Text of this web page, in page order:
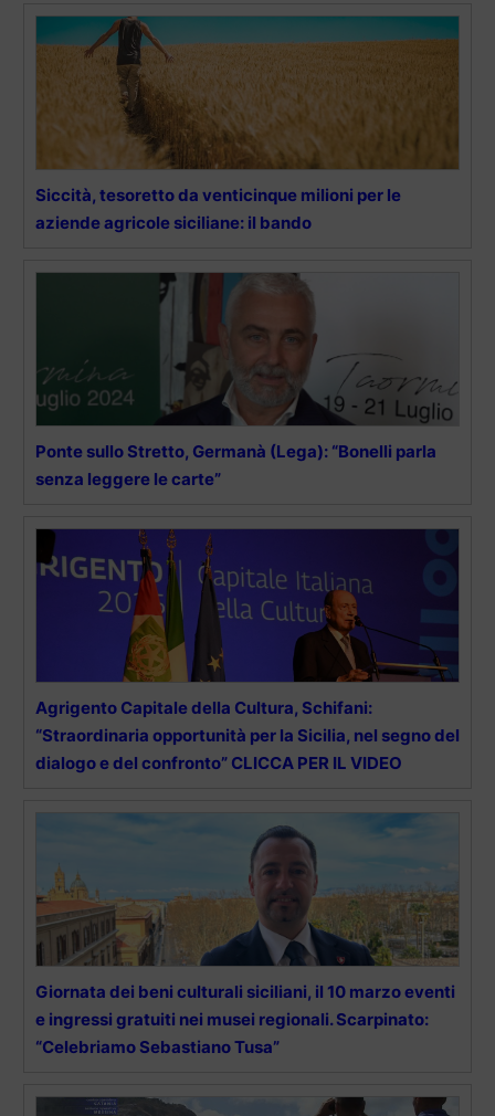
Siccità, tesoretto da venticinque milioni per le
aziende agricole siciliane: il bando
Ponte sullo Stretto, Germanà (Lega): “Bonelli parla
senza leggere le carte”
Agrigento Capitale della Cultura, Schifani:
“Straordinaria opportunità per la Sicilia, nel segno del
dialogo e del confronto” CLICCA PER IL VIDEO
Giornata dei beni culturali siciliani, il 10 marzo eventi
e ingressi gratuiti nei musei regionali. Scarpinato:
“Celebriamo Sebastiano Tusa”